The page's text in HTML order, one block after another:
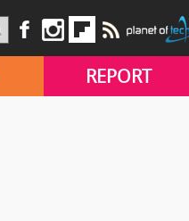
REPORT